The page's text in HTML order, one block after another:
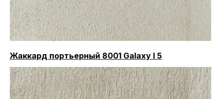
Жаккард портьерный 8001 Galaxy I 5